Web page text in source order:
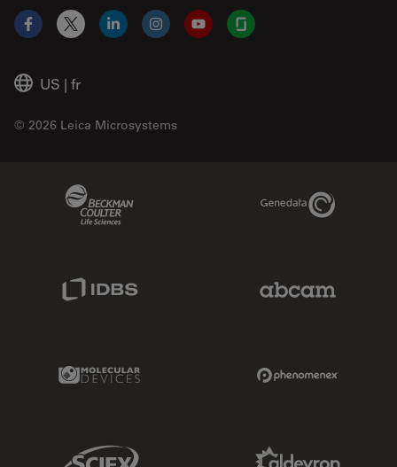
US | fr
© 2026 Leica Microsystems
Facebook
X LinkedInInstagramYouTubeGlassdoor
Genedata Link
Molecular Devices Link
Sciex Link